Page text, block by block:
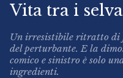
Vita tra i
Un irresistibile ritratto di
del perturbante. E la
comico e sinistro è solo
ingredienti.